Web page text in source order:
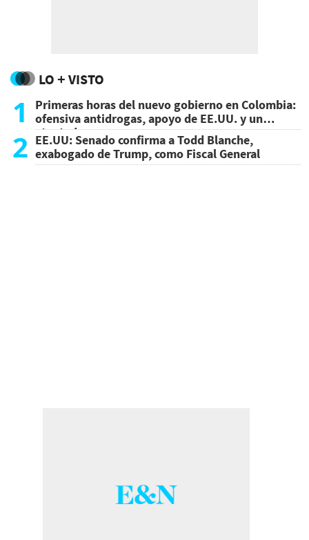
LO + VISTO
1
Primeras horas del nuevo gobierno en Colombia:
ofensiva antidrogas, apoyo de EE.UU. y un
atentado
2 EE.UU: Senado confirma a Todd Blanche,
exabogado de Trump, como Fiscal General